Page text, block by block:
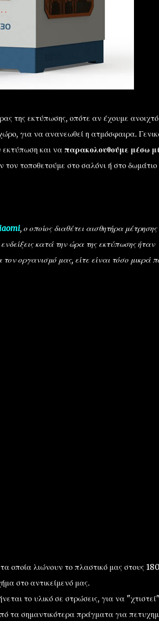
της εκτύπωσης, οπότε αν έχουμε ανοιχτό
για να ανανεωθεί η ατμόσφαιρα.
εκτύπωση και να παρακολουθούμε μέσω
τοποθετούμε στο σαλόνι ή στο
, ο οποίος διαθέτει αισθητήρα
κατά την ώρα της εκτύπωσης ήταν
τον οργανισμό μας, είτε είναι τόσο μικρά
οποία λιώνουν το πλαστικό μας στους
στο αντικείμενό μας.
το υλικό σε στρώσεις, για να
τα σημαντικότερα πράγματα για